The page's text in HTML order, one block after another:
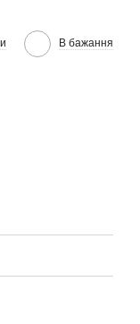
В бажання